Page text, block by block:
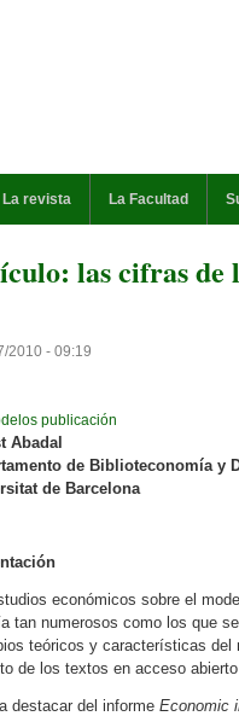
La revista La Facultad
las cifras de
2010 - 09:19
publicación
Abadal
de Biblioteconomía y
de Barcelona
económicos sobre el
tan numerosos como los que
teóricos y características
de los textos en acceso
destacar del informe Economic